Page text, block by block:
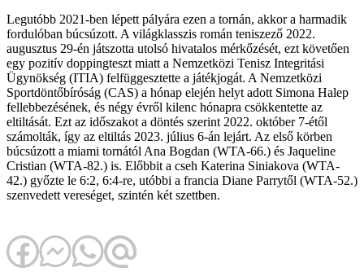
Legutóbb 2021-ben lépett pályára ezen a tornán, akkor a harmadik
fordulóban búcsúzott. A világklasszis román teniszező 2022.
augusztus 29-én játszotta utolsó hivatalos mérkőzését, ezt követően
egy pozitív doppingteszt miatt a Nemzetközi Tenisz Integritási
Ügynökség (ITIA) felfüggesztette a játékjogát. A Nemzetközi
Sportdöntőbíróság (CAS) a hónap elején helyt adott Simona Halep
fellebbezésének, és négy évről kilenc hónapra csökkentette az
eltiltását. Ezt az időszakot a döntés szerint 2022. október 7-étől
számolták, így az eltiltás 2023. július 6-án lejárt. Az első körben
búcsúzott a miami tornától Ana Bogdan (WTA-66.) és Jaqueline
Cristian (WTA-82.) is. Előbbit a cseh Katerina Siniakova (WTA-
42.) győzte le 6:2, 6:4-re, utóbbi a francia Diane Parrytől (WTA-52.)
szenvedett vereséget, szintén két szettben.